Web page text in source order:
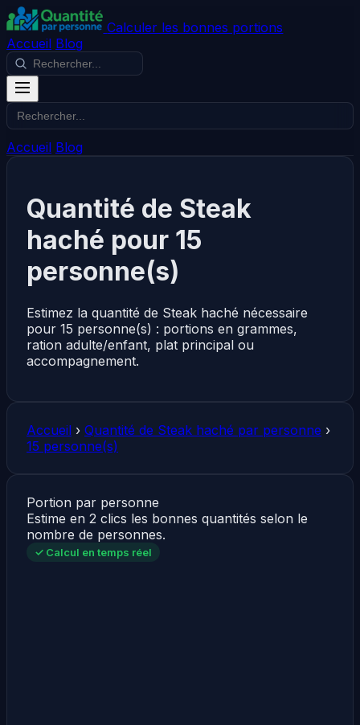
Calculer les bonnes portions
Accueil Blog
Accueil Blog
Quantité de Steak
haché pour 15
personne(s)
Estimez la quantité de Steak haché nécessaire
pour 15 personne(s) : portions en grammes,
ration adulte/enfant, plat principal ou
accompagnement.
Accueil › Quantité de Steak haché par personne ›
15 personne(s)
Portion par personne
Estime en 2 clics les bonnes quantités selon le
nombre de personnes.
✓ Calcul en temps réel